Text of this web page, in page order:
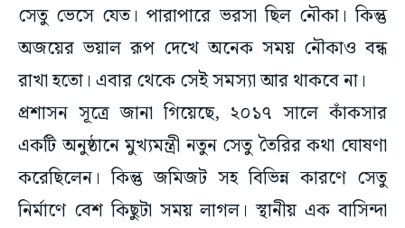
সেতু ভেসে যেত। পারাপারে ভরসা ছিল নৌকা। কিন্তু
অজয়ের ভয়াল রূপ দেখে অনেক সময় নৌকাও বন্ধ
রাখা হতো। এবার থেকে সেই সমস্যা আর থাকবে না।
প্রশাসন সূত্রে জানা গিয়েছে, ২০১৭ সালে কাঁকসার
একটি অনুষ্ঠানে মুখ্যমন্ত্রী নতুন সেতু তৈরির কথা ঘোষণা
করেছিলেন। কিন্তু জমিজট সহ বিভিন্ন কারণে সেতু
নির্মাণে বেশ কিছুটা সময় লাগল। স্থানীয় এক বাসিন্দা